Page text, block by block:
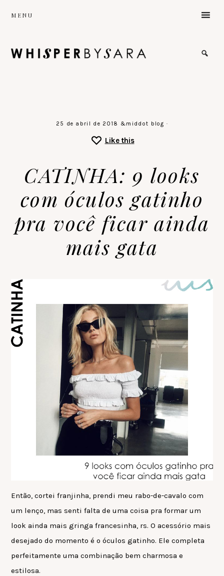
content
MENU
25 de abril de 2018 &middot blog ·
Like this
CATINHA: 9 looks
com óculos gatinho
pra você ficar ainda
mais gata
Então, cortei franjinha, prendi meu rabo-de-cavalo com
um lenço, mas senti falta de uma coisa pra formar um
look ainda mais gringa francesinha, rs. O acessório mais
desejado do momento é o óculos gatinho. Ele completa
perfeitamente uma combinação bem charmosa e
estilosa.